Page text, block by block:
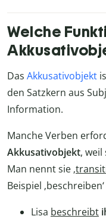
Welche
Das Akkusativobjekt
den Satzkern aus
Information.
Manche Verben
Akkusativobjekt, weil
Man nennt sie ‚
Beispiel
Lisa beschreibt